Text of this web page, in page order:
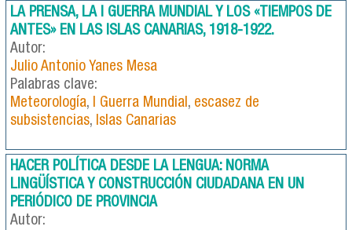
LA PRENSA, LA I GUERRA MUNDIAL Y LOS «TIEMPOS DE
ANTES» EN LAS ISLAS CANARIAS, 1918-1922.
Autor:
Julio Antonio Yanes Mesa
Palabras clave:
Meteorología, I Guerra Mundial, escasez de
subsistencias, Islas Canarias
HACER POLÍTICA DESDE LA LENGUA: NORMA
LINGÜÍSTICA Y CONSTRUCCIÓN CIUDADANA EN UN
PERIÓDICO DE PROVINCIA
Autor: